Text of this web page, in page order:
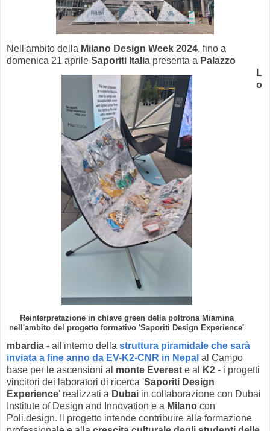
Nell'ambito della Milano Design Week 2024, fino a
domenica 21 aprile Saporiti Italia presenta a
Reinterpretazione in chiave green della poltrona Miamina
nell'ambito del progetto formativo 'Saporiti Design Experience'
Palazzo
L
o
mbardia - all'interno della struttura piramidale che sarà
inviata a fine anno da EV-K2-CNR in Nepal al Campo
base per le ascensioni al monte Everest e al K2 - i progetti
vincitori dei laboratori di ricerca 'Saporiti Design
Experience' realizzati a Dubai in collaborazione con Dubai
Institute of Design and Innovation e a Milano con
Poli.design. Il progetto intende contribuire alla formazione